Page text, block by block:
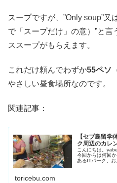
スープですが、”Only soup”又
で「スープだけ」の意）”と
ススープがもらえます。
これだけ頼んでわずか55ペソ
やさしい昼食場所なのです。
関連記事：
【セブ島留学
ク周辺のカレ
こんにちは。
今回からは何回
あるITパーク、
た食費私は4週
toricebu.com